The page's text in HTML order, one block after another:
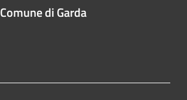
Comune di Garda